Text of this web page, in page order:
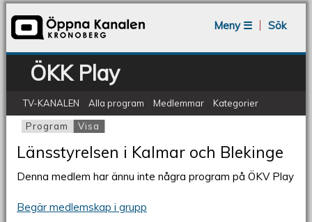
Meny ☰
Sök
ÖKK Play
TV-KANALEN Alla program Medlemmar Kategorier
Primära flikar
Program Visa
Länsstyrelsen i Kalmar och Blekinge
Denna medlem har ännu inte några program på ÖKV Play
Begär medlemskap i grupp